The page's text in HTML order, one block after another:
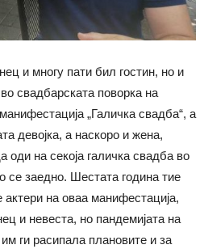
и многу пати бил гостин, но и
свадбарската поворка на
„Галичка свадба“, а
девојка, а наскоро и жена,
оди на секоја галичка свадба во
се заедно. Шестата година тие
на оваа манифестација,
и невеста, но пандемијата на
ги расипала плановите и за